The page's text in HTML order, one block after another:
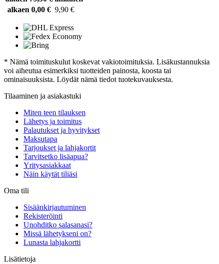
alkaen 0,00 € 9,90 €
* Nämä toimituskulut koskevat vakiotoimituksia. Lisäkustannuksia
voi aiheutua esimerkiksi tuotteiden painosta, koosta tai
ominaisuuksista. Löydät nämä tiedot tuotekuvauksesta.
Tilaaminen ja asiakastuki
Miten teen tilauksen
Lähetys ja toimitus
Palautukset ja hyvitykset
Maksutapa
Tarjoukset ja lahjakortit
Tarvitsetko lisäapua?
Yritysasiakkaat
Näin käytät tiliäsi
Oma tili
Sisäänkirjautuminen
Rekisteröinti
Unohditko salasanasi?
Missä lähetykseni on?
Lunasta lahjakortti
Lisätietoja